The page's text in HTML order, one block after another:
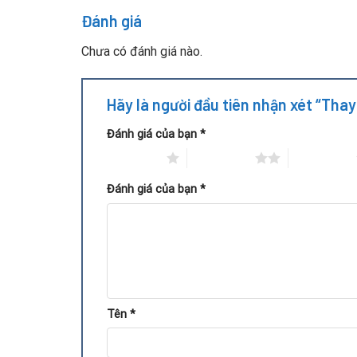
Kéo dài tuổi thọ card, bảo vệ bo mạch khỏi hư
Giữ nguyên cấu hình máy tính, không cần nâng
Quy trình thay bộ nhớ VRAM
Đánh giá
Chưa có đánh giá nào.
Hãy là người đầu tiên nhận xét
Đánh giá của bạn *
Đánh giá của bạn *
Tên *